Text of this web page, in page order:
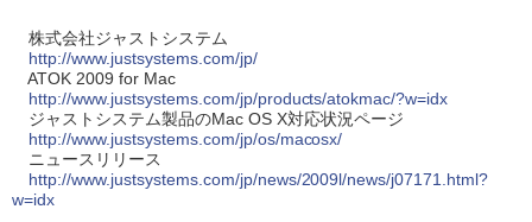
株式会社ジャストシステム
http://www.justsystems.com/jp/
ATOK 2009 for Mac
http://www.justsystems.com/jp/products/atokmac/?w=idx
ジャストシステム製品のMac OS X対応状況ページ
http://www.justsystems.com/jp/os/macosx/
ニュースリリース
http://www.justsystems.com/jp/news/2009l/news/j07171.html?
w=idx